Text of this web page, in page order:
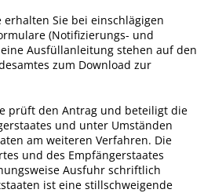
Ortsrecht
Gemeinderat
Karriere
Onlinezugangsgesetz
erhalten Sie bei einschlägigen
(Notifizierungs- und
Ausfüllanleitung stehen auf den
zum Download zur
prüft den Antrag und beteiligt die
und unter Umständen
am weiteren Verfahren. Die
und des Empfängerstaates
Ausfuhr schriftlich
ist eine stillschweigende